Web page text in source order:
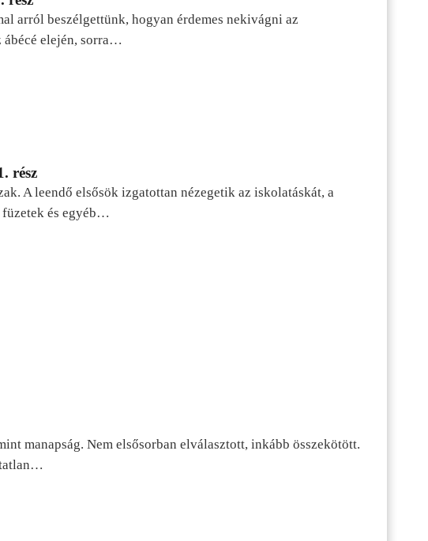
arról beszélgettünk, hogyan érdemes nekivágni az
ábécé elején, sorra…
rész
A leendő elsősök izgatottan nézegetik az iskolatáskát, a
és egyéb…
manapság. Nem elsősorban elválasztott, inkább összekötött.